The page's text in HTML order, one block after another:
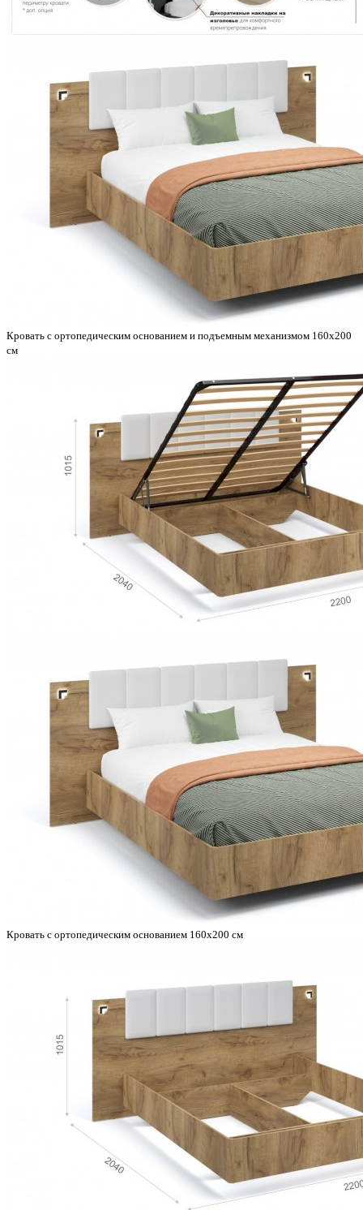
Кровать с ортопедическим основанием и подъемным механизмом 160х200
см
Кровать с ортопедическим основанием 160х200 см